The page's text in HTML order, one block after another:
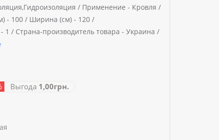
/ Применение - Кровля /
- 100 / Ширина (см) - 120 /
1 / Страна-производитель товара - Украина /
Выгода 1,00грн.